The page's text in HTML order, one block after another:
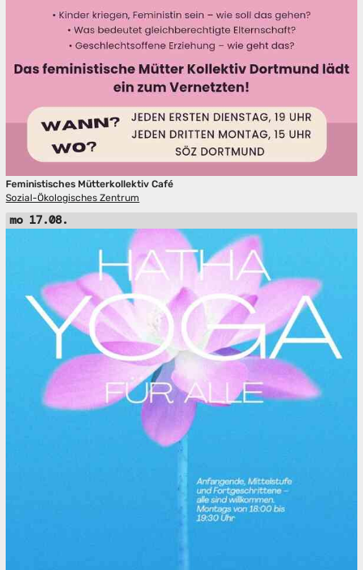
Feministisches Mütterkollektiv Café
Sozial-Ökologisches Zentrum
mo 17.08.